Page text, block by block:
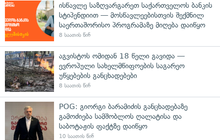
ისწავლე საზღვარგარეთ საქართველოს ბანკის
სტიპენდიით — მოსწავლეებისთვის შექმნილ
საერთაშორისო პროგრამაზე მიღება დაიწყო
8 საათის წინ
აგვისტოს ომიდან 18 წელი გავიდა —
ევროპული სახელმწიფოების საგარეო
უწყებების განცხადებები
8 საათის წინ
POG: გიორგი ბარამიძის განცხადებაზე
გამოძიება სამშობლოს ღალატისა და
საბოტაჟის ფაქტზე დაიწყო
10 საათის წინ